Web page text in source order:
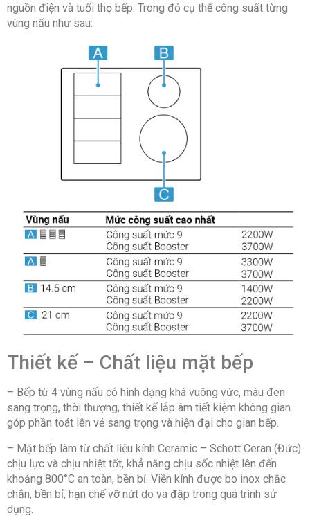
nguồn điện và tuổi thọ bếp. Trong đó cụ thể công suất từng
vùng nấu như sau:
Thiết kế – Chất liệu mặt bếp
– Bếp từ 4 vùng nấu có hình dạng khá vuông vức, màu đen
sang trọng, thời thượng, thiết kế lắp âm tiết kiệm không gian
góp phần toát lên vẻ sang trọng và hiện đại cho gian bếp.
– Mặt bếp làm từ chất liệu kính Ceramic – Schott Ceran (Đức)
chịu lực và chịu nhiệt tốt, khả năng chịu sốc nhiệt lên đến
khoảng 800°C an toàn, bền bỉ. Viền kính được bo inox chắc
chắn, bền bỉ, hạn chế vỡ nứt do va đập trong quá trình sử
dụng.